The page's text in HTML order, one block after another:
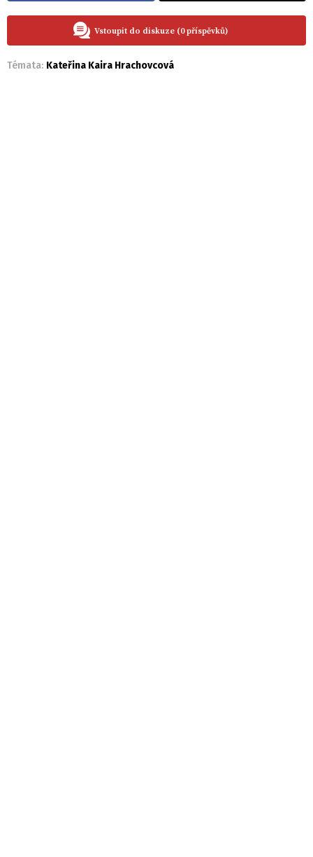
Vstoupit do diskuze (0 příspěvků)
Témata: Kateřina Kaira Hrachovcová